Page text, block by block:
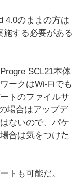
4.0のままの方は
施する必要がある
SCL21本体
ークはWi-Fiでも
トのファイルサ
場合はアップデ
ないので、パケ
合は気をつけた
トも可能だ。